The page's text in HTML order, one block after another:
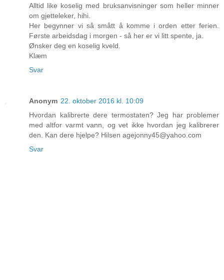
Alltid like koselig med bruksanvisninger som heller minner
om gjetteleker, hihi.
Her begynner vi så smått å komme i orden etter ferien.
Første arbeidsdag i morgen - så her er vi litt spente, ja.
Ønsker deg en koselig kveld.
Klæm
Svar
Anonym 22. oktober 2016 kl. 10:09
Hvordan kalibrerte dere termostaten? Jeg har problemer
med altfor varmt vann, og vet ikke hvordan jeg kalibrerer
den. Kan dere hjelpe? Hilsen agejonny45@yahoo.com
Svar